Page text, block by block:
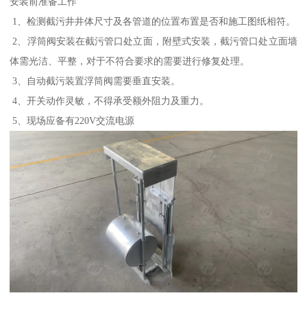
1、检测截污井井体尺寸及各管道的位置布置是否和施工图纸相符。
2、浮筒阀安装在截污管口处立面，附壁式安装，截污管口处立面墙
体需光洁、平整，对于不符合要求的需要进行修复处理。
3、自动截污装置浮筒阀需要垂直安装。
4、开关动作灵敏，不得承受额外阻力及重力。
5、现场应备有220V交流电源